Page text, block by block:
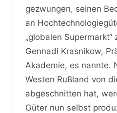
gezwungen, seinen
an
„globalen
Gennadi Krasnikow,
Akademie, es nannte.
Westen Rußland von
abgeschnitten hat,
Güter nun selbst